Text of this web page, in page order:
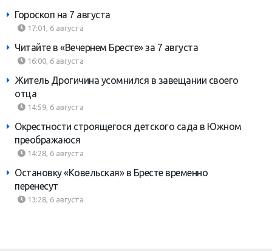
Гороскоп на 7 августа
17:01, 6 августа
Читайте в «Вечернем Бресте» за 7 августа
16:00, 6 августа
Житель Дрогичина усомнился в завещании своего
отца
14:59, 6 августа
Окрестности строящегося детского сада в Южном
преображаюся
14:28, 6 августа
Остановку «Ковельская» в Бресте временно
перенесут
13:28, 6 августа